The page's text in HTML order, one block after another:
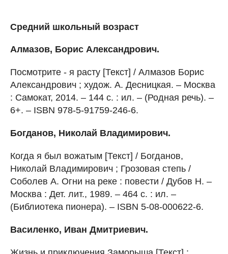
Средний школьный возраст
Алмазов, Борис Александрович.
Посмотрите - я расту [Текст] / Алмазов Борис
Александрович ; худож. А. Десницкая. – Москва
: Самокат, 2014. – 144 с. : ил. – (Родная речь). –
6+. – ISBN 978-5-91759-246-6.
Богданов, Николай Владимирович.
Когда я был вожатым [Текст] / Богданов,
Николай Владимирович ; Грозовая степь /
Соболев А. Огни на реке : повести / Дубов Н. –
Москва : Дет. лит., 1989. – 464 с. : ил. –
(Библиотека пионера). – ISBN 5-08-000622-6.
Василенко, Иван Дмитриевич.